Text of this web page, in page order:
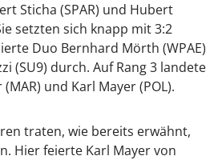
Sticha (SPAR) und Hubert
setzten sich knapp mit 3:2
Duo Bernhard Mörth (WPAE)
(SU9) durch. Auf Rang 3 landete
und Karl Mayer (POL).
traten, wie bereits erwähnt,
Hier feierte Karl Mayer von